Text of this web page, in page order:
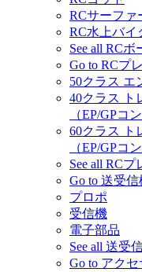
RCサーファ
RC水上バイ
See all RCボ
Go to RCプ
50クラス エ
40クラス ト
（EP/GPコ
60クラス ト
（EP/GPコ
See all RCプ
Go to 送受信
プロポ
受信機
電子部品
See all 送受
Go to アク